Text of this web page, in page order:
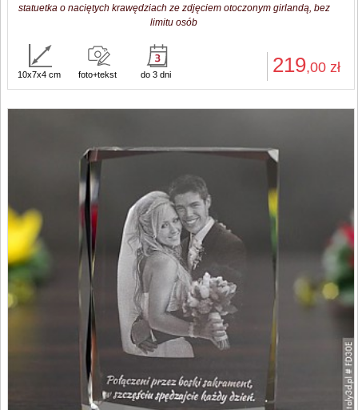
statuetka o naciętych krawędziach ze zdjęciem otoczonym girlandą, bez
limitu osób
219,00 zł
10x7x4 cm foto+tekst do 3 dni